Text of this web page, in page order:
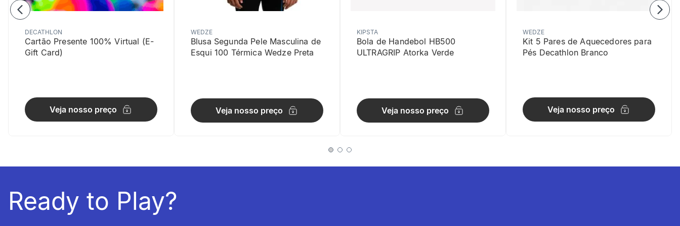
Material leve e confortável para acompanhar treinos e deslocamentos diários.
DECATHLON
Cartão Presente 100% Virtual (E-
Gift Card)
Veja nosso preço
WEDZE
Blusa Segunda Pele Masculina de
Esqui 100 Térmica Wedze Preta
Veja nosso preço
KIPSTA
Bola de Handebol HB500
ULTRAGRIP Atorka Verde
Veja nosso preço
WEDZE
Kit 5 Pares de Aquecedores para
Pés Decathlon Branco
Veja nosso preço
Ready to Play?